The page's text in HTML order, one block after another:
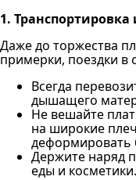
1.
Даже до торжества
примерки, поездки в
Всегда
дышащего
Не вешайте
на широкие
деформировать
Держите наряд
еды и косметики.